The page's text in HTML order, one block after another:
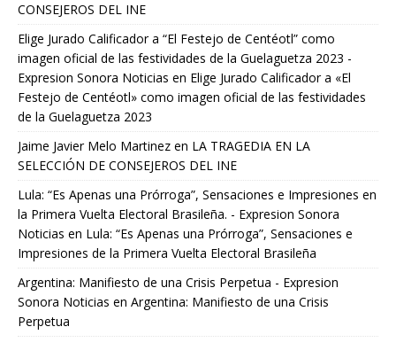
CONSEJEROS DEL INE
Elige Jurado Calificador a “El Festejo de Centéotl” como
imagen oficial de las festividades de la Guelaguetza 2023 -
Expresion Sonora Noticias en Elige Jurado Calificador a «El
Festejo de Centéotl» como imagen oficial de las festividades
de la Guelaguetza 2023
Jaime Javier Melo Martinez en LA TRAGEDIA EN LA
SELECCIÓN DE CONSEJEROS DEL INE
Lula: “Es Apenas una Prórroga”, Sensaciones e Impresiones en
la Primera Vuelta Electoral Brasileña. - Expresion Sonora
Noticias en Lula: “Es Apenas una Prórroga”, Sensaciones e
Impresiones de la Primera Vuelta Electoral Brasileña
Argentina: Manifiesto de una Crisis Perpetua - Expresion
Sonora Noticias en Argentina: Manifiesto de una Crisis
Perpetua